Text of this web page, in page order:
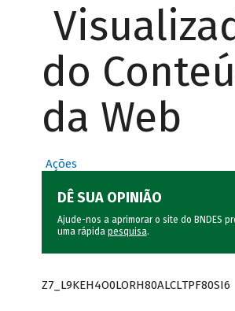
do
da Web
Ações
DÊ SUA OPINIÃO
Ajude-nos a aprimorar o site do BNDES
uma rápida pesquisa.
Z7_L9KEH4O0LORH80ALCLTPF80SI6